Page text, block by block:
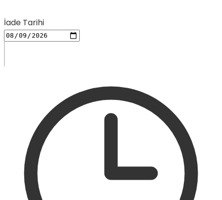
İade Tarihi